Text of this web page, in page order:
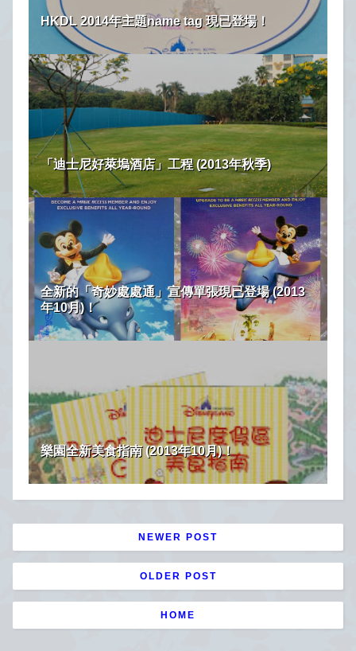
HKDL 2014年主題name tag 現已登場！
「迪士尼好萊塢酒店」工程 (2013年秋季)
全新的「奇妙處處通」宣傳單張現已登場 (2013
年10月)！
樂園全新美食指南 (2013年10月)！
NEWER POST
OLDER POST
HOME